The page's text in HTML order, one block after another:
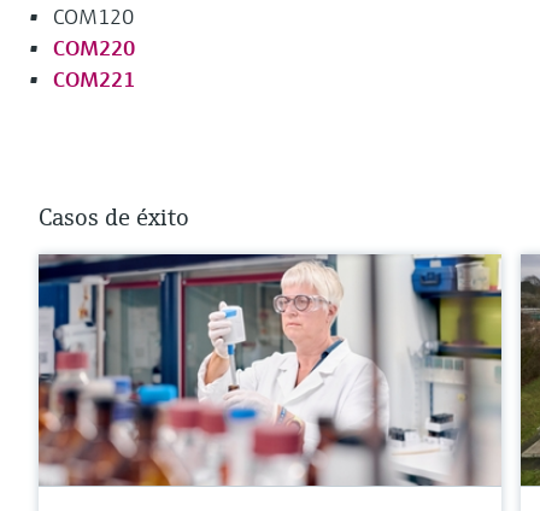
COM120
COM220
COM221
Casos de éxito